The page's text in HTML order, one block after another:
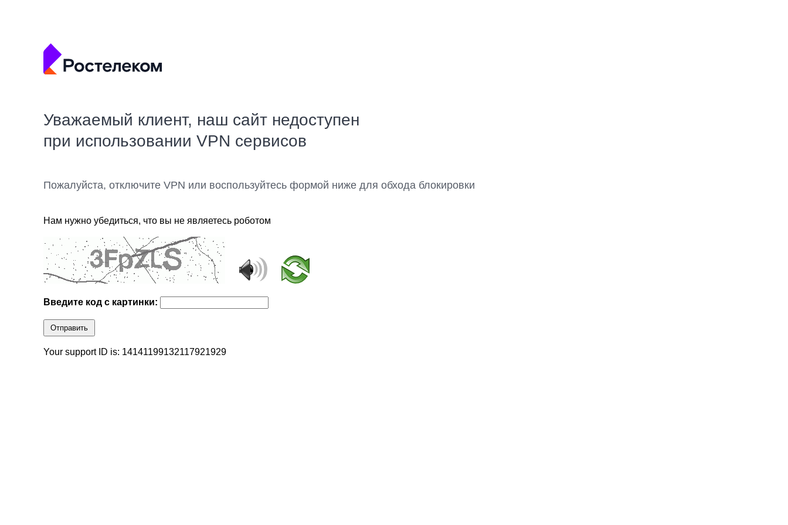
Уважаемый клиент, наш сайт недоступен
при использовании VPN сервисов
Пожалуйста, отключите VPN или воспользуйтесь формой ниже для обхода блокировки
Нам нужно убедиться, что вы не являетесь роботом
Введите код с картинки:
Отправить
Your support ID is: 14141199132117921929